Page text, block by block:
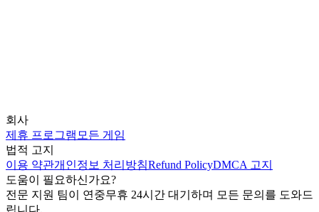
회사
제휴 프로그램 모든 게임
법적 고지
이용 약관개인정보 처리방침Refund PolicyDMCA 고지
도움이 필요하신가요?
전문 지원 팀이 연중무휴 24시간 대기하며 모든 문의를 도와드
립니다.